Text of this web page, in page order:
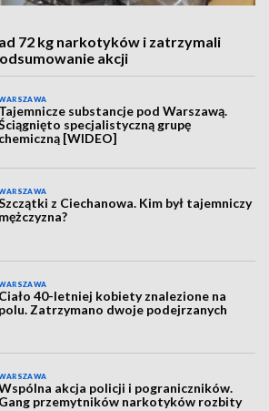
72 kg narkotyków i zatrzymali
akcji
Tajemnicze substancje pod Warszawą.
specjalistyczną grupę
chemiczną [WIDEO]
z Ciechanowa. Kim był tajemniczy
mężczyzna?
Ciało 40-letniej kobiety znalezione na
polu. Zatrzymano dwoje podejrzanych
akcja policji i pograniczników.
Gang przemytników narkotyków rozbity